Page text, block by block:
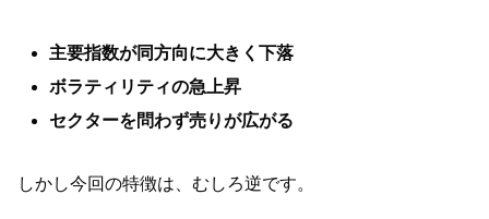
主要指数が同方向に大きく下落
ボラティリティの急上昇
セクターを問わず売りが広がる
しかし今回の特徴は、むしろ逆です。